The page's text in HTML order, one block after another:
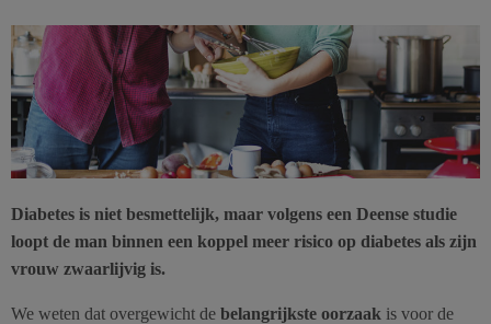
Diabetes is niet besmettelijk, maar volgens een Deense studie
loopt de man binnen een koppel meer risico op diabetes als zijn
vrouw zwaarlijvig is.
We weten dat overgewicht de belangrijkste oorzaak is voor de